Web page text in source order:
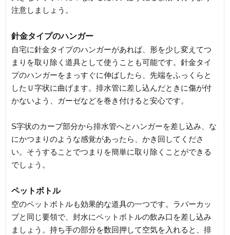
注意しましょう。
針金タイプのハンガー
自宅に針金タイプのハンガーがあれば、形を少し変えてつ
まりを取り除く道具として使うことも可能です。針金タイ
プのハンガーをまっすぐに伸ばしたら、先端をふっくらと
したＵ字状に曲げます。排水管に差し込んだときに傷が付
かないよう、ガーゼなどを巻き付けると安心です。
S字状のカーブ部分から排水管へとハンガーを差し込み、な
にかつまりのような感覚があったら、かき回してくださ
い。そうすることでつまりを簡単に取り除くことができる
でしょう。
ペットボトル
空のペットボトルも効果的な道具の一つです。ラバーカッ
プと同じ要領で、封水にペットボトルの飲み口を差し込み
ましょう。持ち手の部分を数回押して空気を入れると、排